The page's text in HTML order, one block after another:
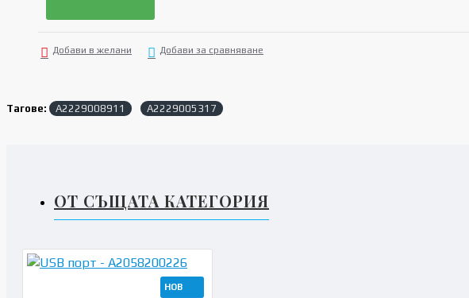
Добави в желани Добави за сравняване
Тагове: A2229008911 A2229005317
ОТ СЪЩАТА КАТЕГОРИЯ
НОВ